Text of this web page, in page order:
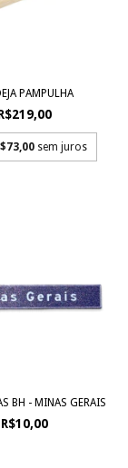
PAMPULHA
sem juros
BH - MINAS GERAIS
R$10,00